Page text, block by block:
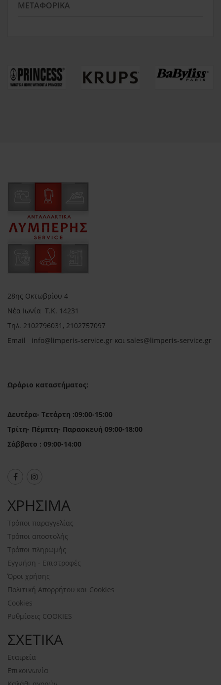
ΜΕΤΑΦΟΡΙΚΆ
28ης Οκτωβρίου 4
Νέα Ιωνία Τ.Κ. 14231
Τηλ. 2102796031, 2102757097
Email info@limperis-service.gr και sales@limperis-service.gr
Ωράριο καταστήματος:
Δευτέρα- Τετάρτη :09:00-15:00
Τρίτη- Πέμπτη- Παρασκευή 09:00-18:00
Σάββατο : 09:00-14:00
ΧΡΗΣΙΜΑ
Τρόποι παραγγελίας
Τρόποι αποστολής
Τρόποι πληρωμής
Εγγυήση - Επιστροφές
Όροι χρήσης
Πολιτική Απορρήτου και Cookies
Cookies
Ρυθμίσεις COOKIES
ΣΧΕΤΙΚΑ
Εταιρεία
Επικοινωνία